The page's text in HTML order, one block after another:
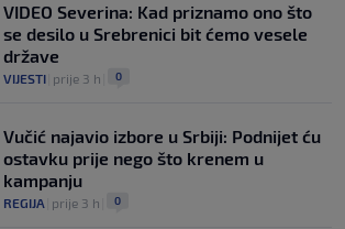
VIDEO Severina: Kad priznamo ono što
se desilo u Srebrenici bit ćemo vesele
države
VIJESTI prije 3 h 0
Vučić najavio izbore u Srbiji: Podnijet ću
ostavku prije nego što krenem u
kampanju
REGIJA prije 3 h 0